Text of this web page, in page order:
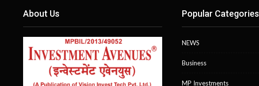
About Us Popular Categories
NEWS
Business
MP Investments